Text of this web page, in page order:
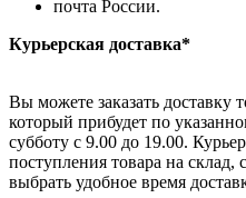
почта России.
Курьерская доставка*
Вы можете заказать доставку
который прибудет по
субботу с 9.00 до 19.00.
поступления товара на
выбрать удобное время